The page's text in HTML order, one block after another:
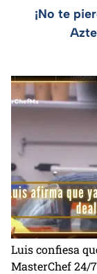
¡No te
Luis confiesa
MasterChef 24/